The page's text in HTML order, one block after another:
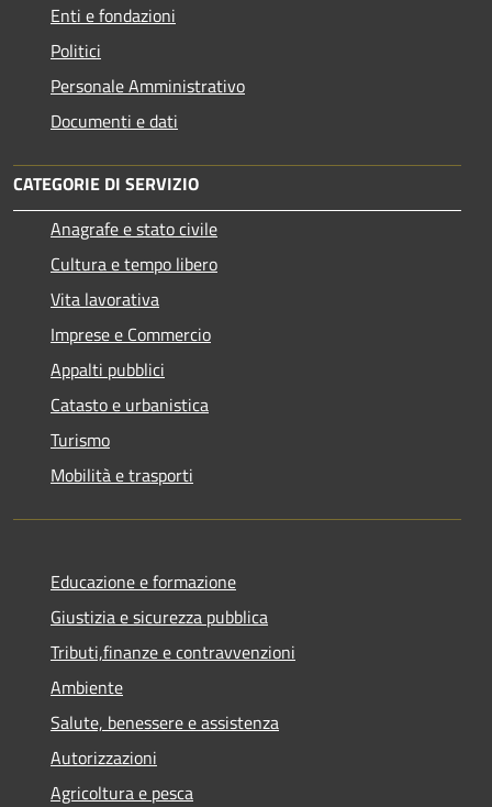
Enti e fondazioni
Politici
Personale Amministrativo
Documenti e dati
CATEGORIE DI SERVIZIO
Anagrafe e stato civile
Cultura e tempo libero
Vita lavorativa
Imprese e Commercio
Appalti pubblici
Catasto e urbanistica
Turismo
Mobilità e trasporti
Educazione e formazione
Giustizia e sicurezza pubblica
Tributi,finanze e contravvenzioni
Ambiente
Salute, benessere e assistenza
Autorizzazioni
Agricoltura e pesca